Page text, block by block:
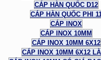
CÁP HÀN QUỐC D12
CÁP HÀN QUỐC PHI
CÁP INOX
CÁP INOX 10MM
CÁP INOX 10MM 6X12
CÁP INOX 10MM 6X12